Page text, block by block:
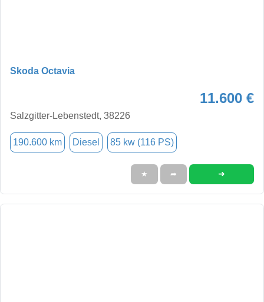
Skoda Octavia
11.600 €
Salzgitter-Lebenstedt, 38226
190.600 km Diesel 85 kw (116 PS)
★ ➦ ➜